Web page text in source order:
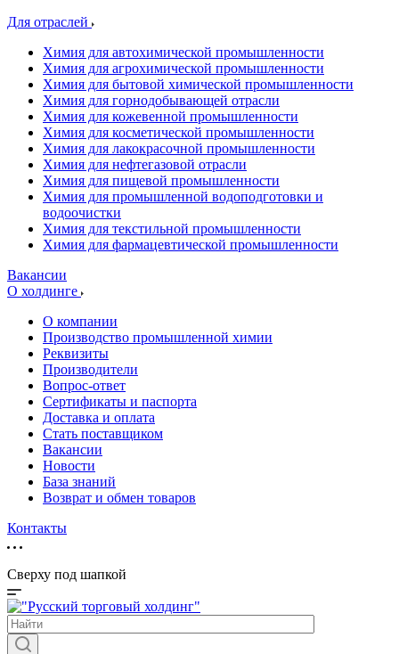
Для отраслей
Химия для автохимической промышленности
Химия для агрохимической промышленности
Химия для бытовой химической промышленности
Химия для горнодобывающей отрасли
Химия для кожевенной промышленности
Химия для косметической промышленности
Химия для лакокрасочной промышленности
Химия для нефтегазовой отрасли
Химия для пищевой промышленности
Химия для промышленной водоподготовки и
водоочистки
Химия для текстильной промышленности
Химия для фармацевтической промышленности
Вакансии
О холдинге
О компании
Производство промышленной химии
Реквизиты
Производители
Вопрос-ответ
Сертификаты и паспорта
Доставка и оплата
Стать поставщиком
Вакансии
Новости
База знаний
Возврат и обмен товаров
Контакты
Сверху под шапкой